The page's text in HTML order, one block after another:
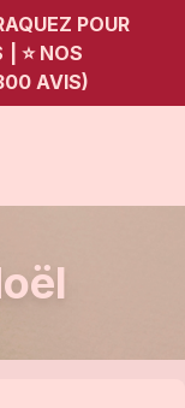
POUR
⭐ NOS
AVIS)